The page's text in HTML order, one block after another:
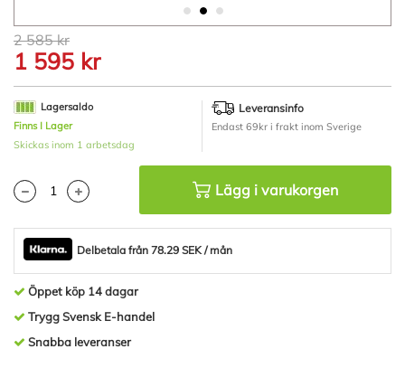
Hoppa
till
början
av
bildgalleriet
2 585 kr
1 595 kr
Lagersaldo
Finns I Lager
Skickas inom 1 arbetsdag
Leveransinfo
Endast 69kr i frakt inom Sverige
Lägg i varukorgen
Delbetala från 78.29 SEK / mån
Öppet köp 14 dagar
Trygg Svensk E-handel
Snabba leveranser